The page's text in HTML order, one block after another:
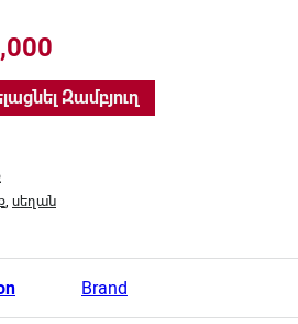
price was: ֏117,000.
A-003 quantity
Զամբյուղ
, սեղան
Brand